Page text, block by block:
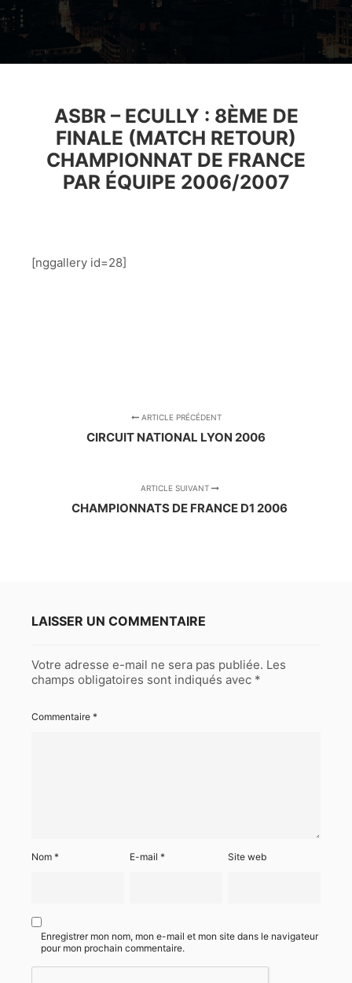
ASBR – ECULLY : 8ÈME DE
FINALE (MATCH RETOUR)
CHAMPIONNAT DE FRANCE
PAR ÉQUIPE 2006/2007
[nggallery id=28]
ARTICLE PRÉCÉDENT
CIRCUIT NATIONAL LYON 2006
ARTICLE SUIVANT
CHAMPIONNATS DE FRANCE D1 2006
LAISSER UN COMMENTAIRE
Votre adresse e-mail ne sera pas publiée. Les
champs obligatoires sont indiqués avec *
Commentaire *
Nom * E-mail* Site web
Enregistrer mon nom, mon e-mail et mon site dans le navigateur
pour mon prochain commentaire.